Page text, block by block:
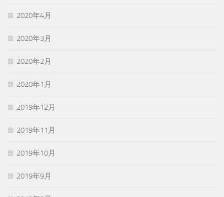
2020年4月
2020年3月
2020年2月
2020年1月
2019年12月
2019年11月
2019年10月
2019年9月